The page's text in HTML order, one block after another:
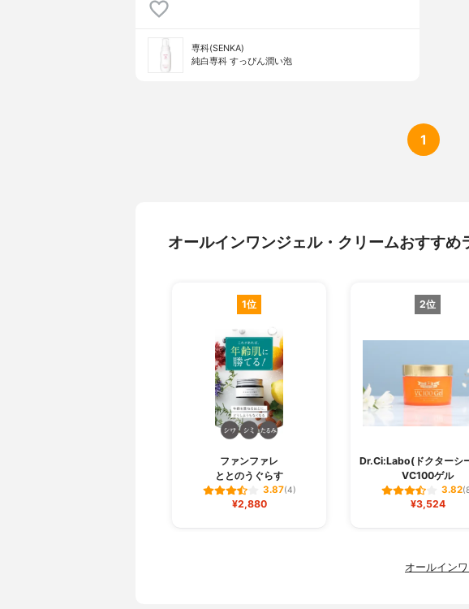
専科(SENKA)
純白専科 すっぴん潤い泡
1
オールインワンジェル・クリームおすすめ
1位
ファンファレ
ととのうぐらす
3.87(4)
¥2,880
2位
Dr.Ci:Labo(ドクターシ
VC100ゲル
3.82
¥3,524
オールイン